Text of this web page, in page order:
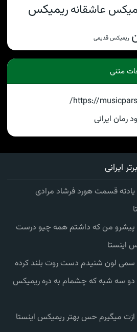
عاشقانهریمیکس
ریمیکس قدیمی
متنی
https://
رمان ایرانی
ایرانی
یادته قسمت هورد فرشاد مرادی
پیشرو من که داشتم همه چیو درست
اینستا
سمی لون شنیدم دست روت بلند کرده
دو سه شبه که چشمام به دره ریمیکس
ازت میگیرم حس بهتر ریمیکس اینستا